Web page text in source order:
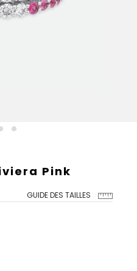
Pink
GUIDE DES TAILLES